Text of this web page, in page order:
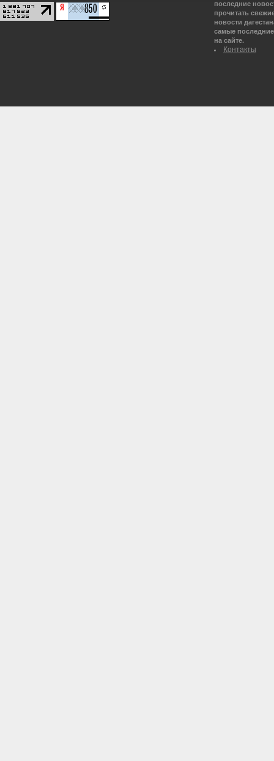
последние
прочитать
новости
самые
на сайте.
Контакты